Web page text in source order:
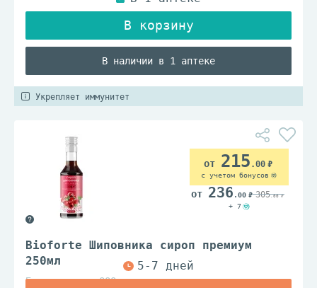
В наличии в 1 аптеке
Укрепляет иммунитет
Bioforte Шиповника сироп премиум
250мл
Биоинвентика ООО
215 .00
с учетом бонусов
236 .00 305.00
+ 7